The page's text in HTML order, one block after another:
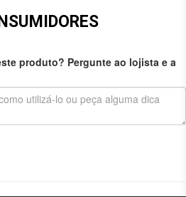
produto? Pergunte ao lojista e a